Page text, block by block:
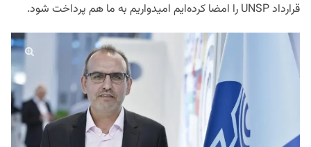
قرارداد UNSP را امضا کرده‌ایم امیدواریم به ما هم پرداخت شود.